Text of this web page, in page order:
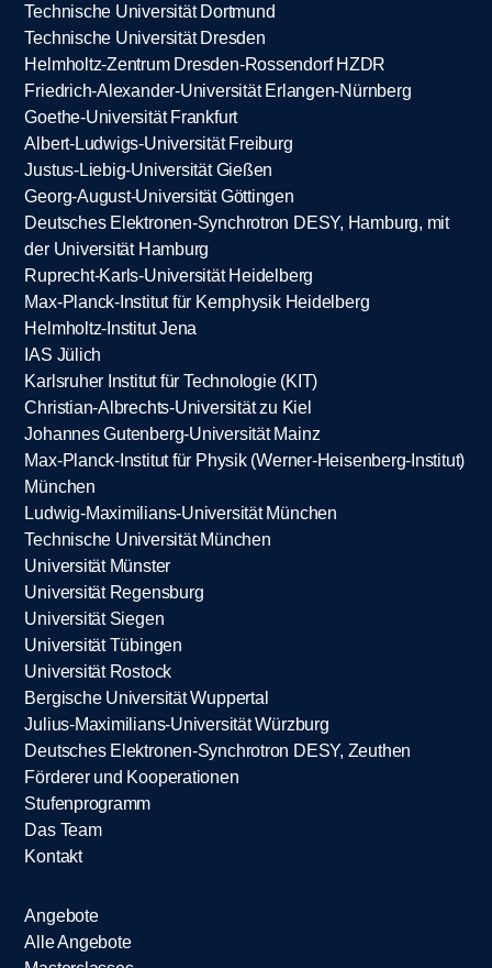
Technische Universität Dortmund
Technische Universität Dresden
Helmholtz-Zentrum Dresden-Rossendorf HZDR
Friedrich-Alexander-Universität Erlangen-Nürnberg
Goethe-Universität Frankfurt
Albert-Ludwigs-Universität Freiburg
Justus-Liebig-Universität Gießen
Georg-August-Universität Göttingen
Deutsches Elektronen-Synchrotron DESY, Hamburg, mit
der Universität Hamburg
Ruprecht-Karls-Universität Heidelberg
Max-Planck-Institut für Kernphysik Heidelberg
Helmholtz-Institut Jena
IAS Jülich
Karlsruher Institut für Technologie (KIT)
Christian-Albrechts-Universität zu Kiel
Johannes Gutenberg-Universität Mainz
Max-Planck-Institut für Physik (Werner-Heisenberg-Institut)
München
Ludwig-Maximilians-Universität München
Technische Universität München
Universität Münster
Universität Regensburg
Universität Siegen
Universität Tübingen
Universität Rostock
Bergische Universität Wuppertal
Julius-Maximilians-Universität Würzburg
Deutsches Elektronen-Synchrotron DESY, Zeuthen
Förderer und Kooperationen
Stufenprogramm
Das Team
Kontakt
Angebote
Alle Angebote